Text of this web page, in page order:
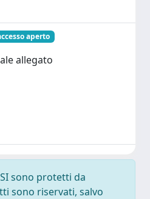
aperto
allegato
sono protetti da
sono riservati, salvo